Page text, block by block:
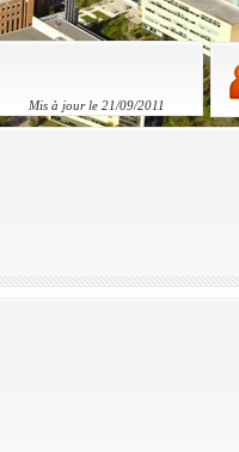
Mis à jour le 21/09/2011